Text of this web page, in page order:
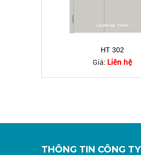
HT 302
Giá: Liên hệ
THÔNG TIN CÔNG TY